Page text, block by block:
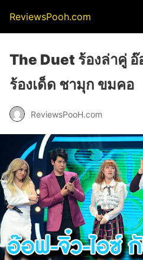
ReviewsPooh.com
The Duet ร้องล่าคู่
ร้องเด็ด ชามุก ขมคอ
ReviewsPooH.com